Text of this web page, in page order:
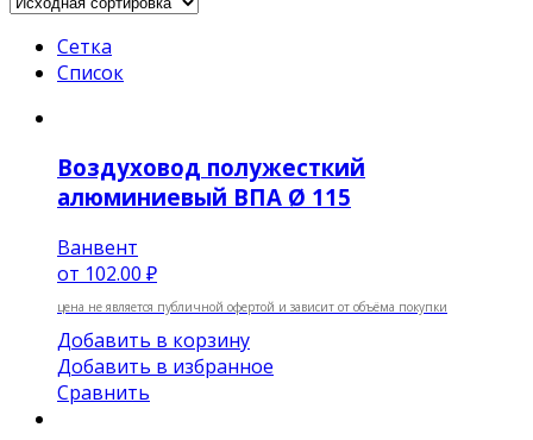
Сетка
Список
Воздуховод полужесткий
алюминиевый ВПА Ø 115
Ванвент
от 102.00 ₽
цена не является публичной офертой и зависит от объёма покупки
Добавить в корзину
Добавить в избранное
Сравнить